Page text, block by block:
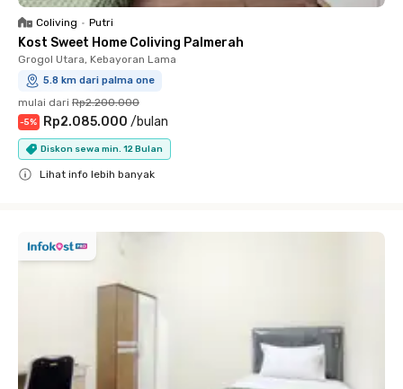
Coliving • Putri
Kost Sweet Home Coliving Palmerah
Grogol Utara, Kebayoran Lama
5.8 km dari palma one
mulai dari Rp2.200.000
-5% Rp2.085.000 /bulan
Diskon sewa min. 12 Bulan
Lihat info lebih banyak